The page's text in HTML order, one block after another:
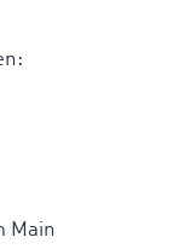
Main